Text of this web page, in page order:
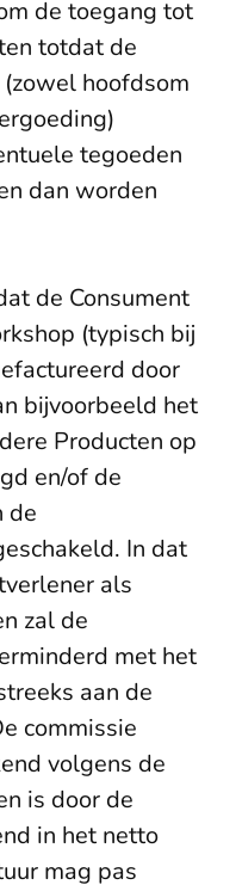
de toegang tot
totdat de
hoofdsom
tegoeden
dan worden
de Consument
(typisch bij
door
bijvoorbeeld het
Producten op
en/of de
de
In dat
als
zal de
met het
aan de
commissie
volgens de
is door de
in het netto
mag pas